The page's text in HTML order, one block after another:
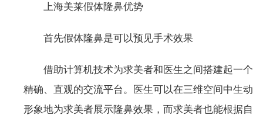
上海美莱假体隆鼻优势
首先假体隆鼻是可以预见手术效果
借助计算机技术为求美者和医生之间搭建起一个
精确、直观的交流平台。医生可以在三维空间中生动
形象地为求美者展示隆鼻效果，而求美者也能根据自